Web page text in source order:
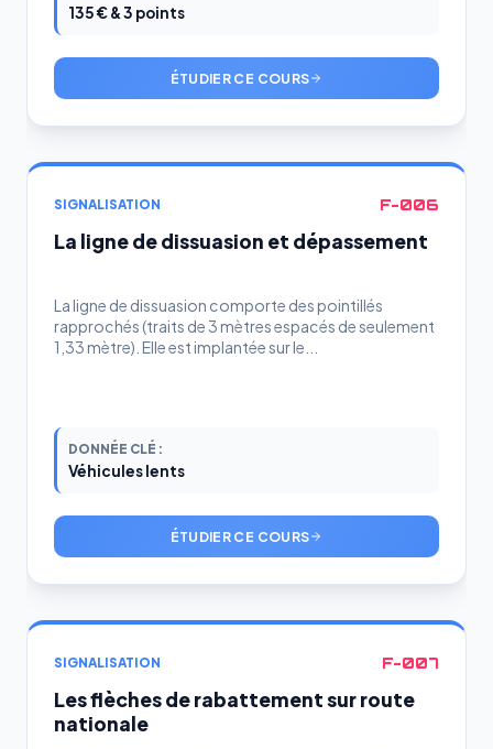
135 € & 3 points
ÉTUDIER CE COURS
SIGNALISATION F-006
La ligne de dissuasion et dépassement
La ligne de dissuasion comporte des pointillés
rapprochés (traits de 3 mètres espacés de seulement
1,33 mètre). Elle est implantée sur le...
DONNÉE CLÉ :
Véhicules lents
ÉTUDIER CE COURS
SIGNALISATION F-007
Les flèches de rabattement sur route
nationale